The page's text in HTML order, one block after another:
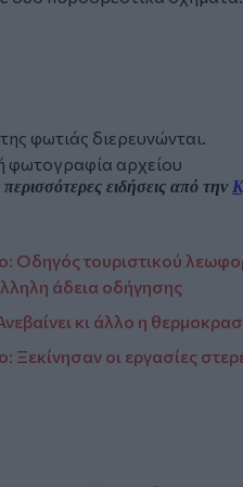
φωτιάς διερευνώνται.
φωτογραφία αρχείου
ειδήσεις από την
Οδηγός τουριστικού
άδεια οδήγησης
κι άλλο η
Ξεκίνησαν οι εργασίες